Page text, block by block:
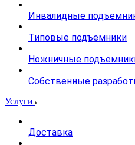
Инвалидные
Типовые подъемники
Ножничные
Собственные
Услуги
Доставка